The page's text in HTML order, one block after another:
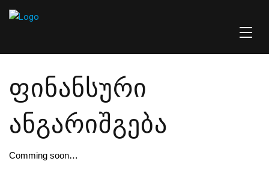
ᲤᲘᲜᲐᲜᲡᲣᲠᲘ
ᲐᲜᲒᲐᲠᲘᲨᲒᲔᲑᲐ
Comming soon…